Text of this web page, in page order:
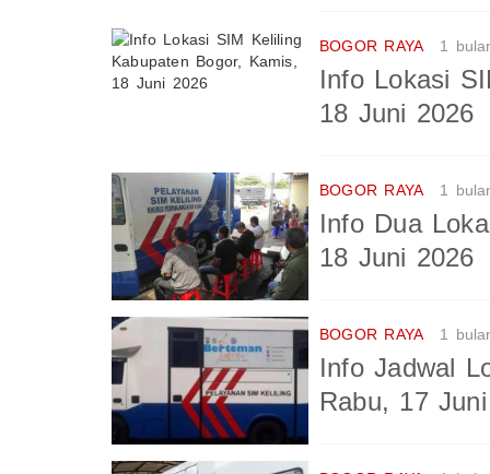
BOGOR RAYA 1
Info Lokasi
18 Juni 2026
BOGOR RAYA 1
Info Dua
18 Juni 2026
BOGOR RAYA 1
Info Jadwal
Rabu, 17